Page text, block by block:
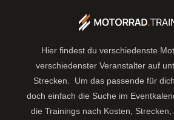
Hier findest du verschiedenste
verschiedenster Veranstalter auf
Strecken. Um das passende für
doch einfach die Suche im
die Trainings nach Kosten, Strecken,